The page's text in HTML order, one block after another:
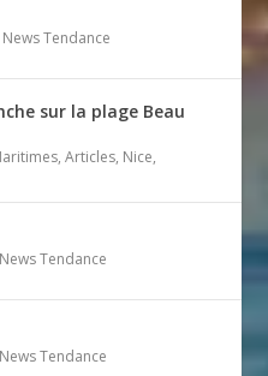
News Tendance
sur la plage Beau
,Articles, Nice,
News Tendance
News Tendance